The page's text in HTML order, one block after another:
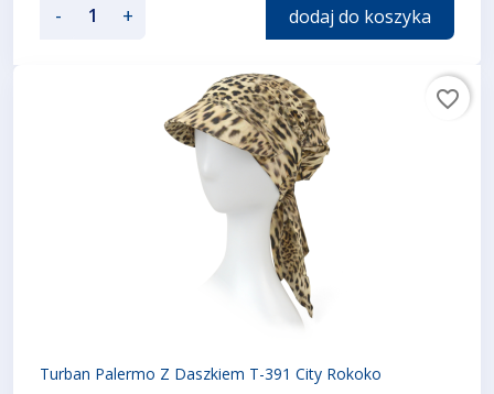
- + dodaj do koszyka
Turban Palermo Z Daszkiem T-391 City Rokoko
favorite_border